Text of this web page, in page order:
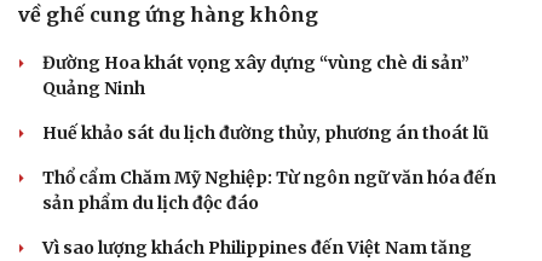
về ghế cung ứng hàng không
Đường Hoa khát vọng xây dựng “vùng chè di sản”
Quảng Ninh
Huế khảo sát du lịch đường thủy, phương án thoát lũ
Thổ cẩm Chăm Mỹ Nghiệp: Từ ngôn ngữ văn hóa đến
sản phẩm du lịch độc đáo
Vì sao lượng khách Philippines đến Việt Nam tăng